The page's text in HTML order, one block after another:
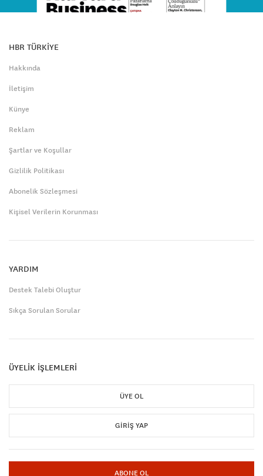
HBR TÜRKİYE
Hakkında
İletişim
Künye
Reklam
Şartlar ve Koşullar
Gizlilik Politikası
Abonelik Sözleşmesi
Kişisel Verilerin Korunması
YARDIM
Destek Talebi Oluştur
Sıkça Sorulan Sorular
ÜYELİK İŞLEMLERİ
ÜYE OL
GIRIŞ YAP
ABONE OL